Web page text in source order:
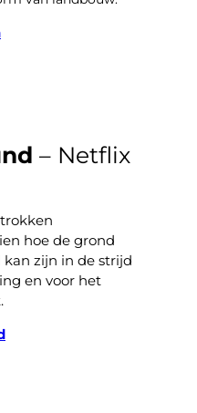
– Netflix
hoe de grond
kan zijn in de strijd
en voor het